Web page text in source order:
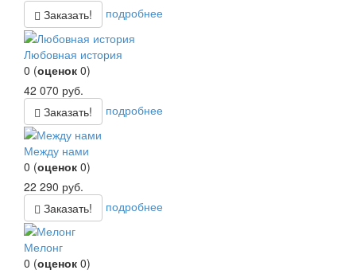
Заказать!
подробнее
Любовная история
0 (оценок 0)
42 070 руб.
Заказать!
подробнее
Между нами
0 (оценок 0)
22 290 руб.
Заказать!
подробнее
Мелонг
0 (оценок 0)